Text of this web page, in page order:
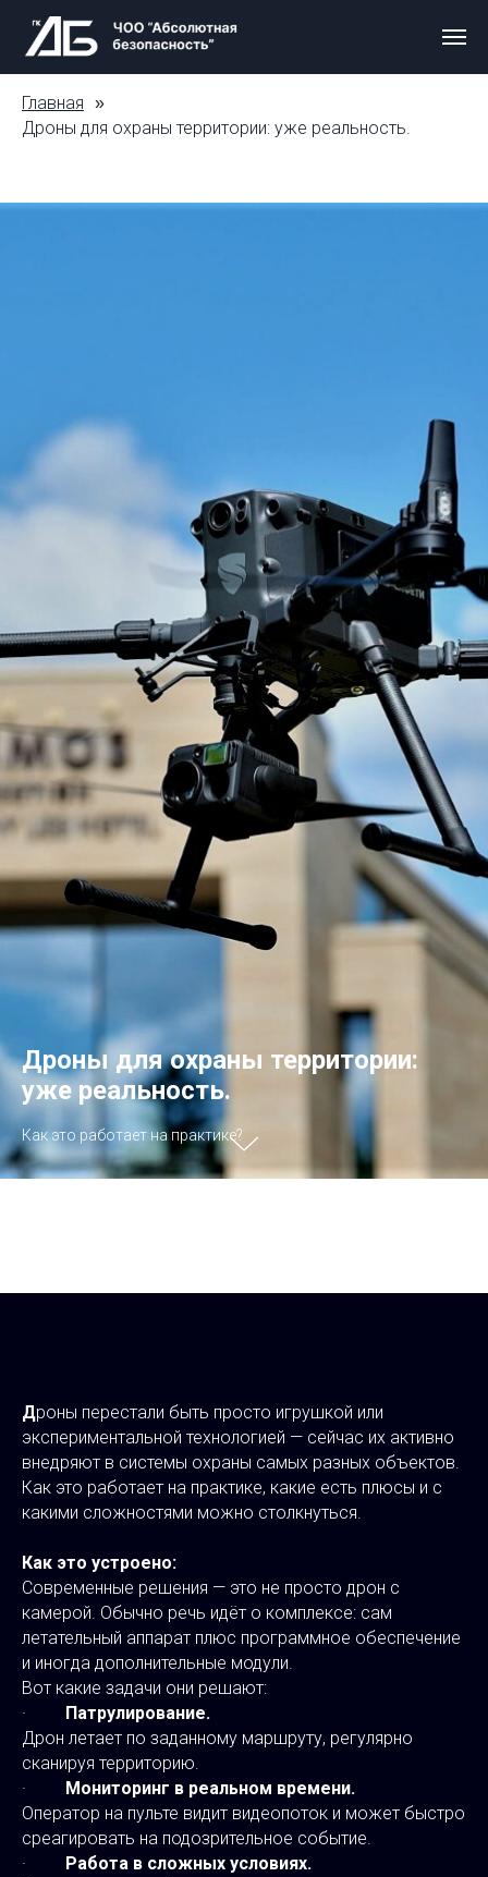
Главная »
Дроны для охраны территории: уже реальность.
Дроны для охраны территории:
уже реальность.
Как это работает на практике?
Дроны перестали быть просто игрушкой или
экспериментальной технологией — сейчас их активно
внедряют в системы охраны самых разных объектов.
Как это работает на практике, какие есть плюсы и с
какими сложностями можно столкнуться.
Как это устроено:
Современные решения — это не просто дрон с
камерой. Обычно речь идёт о комплексе: сам
летательный аппарат плюс программное обеспечение
и иногда дополнительные модули.
Вот какие задачи они решают:
· Патрулирование.
Дрон летает по заданному маршруту, регулярно
сканируя территорию.
· Мониторинг в реальном времени.
Оператор на пульте видит видеопоток и может быстро
среагировать на подозрительное событие.
· Работа в сложных условиях.